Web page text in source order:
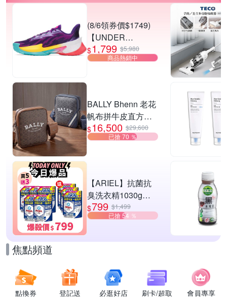
(8/6領券價$1749)
【UNDER
ARMOUR】UA
CURRY SERIES 7
$1,799 $5,980
商品熱銷中
BALLY Bhenn 老花
帆布拼牛皮直方肩
斜背郵差包-2款可
選
$16,500 $29,600
已搶 70 ％
【ARIEL】抗菌抗
臭洗衣精1030g補
充包 X8 (抗菌去漬/
室內晾曬) 兩款任選
$799 $1,499
已搶 54 ％
焦點頻道
點換券 登記送 必逛好店 刷卡/超取 會員專享